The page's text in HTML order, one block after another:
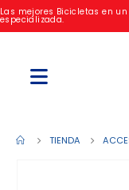
Las mejores Bicicletas en
especializada.
TIENDA